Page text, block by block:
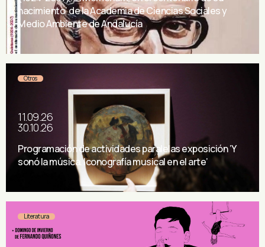
nacimiento’ de la Academia de Ciencias Sociales y
Medio Ambiente de Andalucía
Otros
11.09.26
30.10.26
Programación de actividades paralelas exposición ‘Y
sonó la música. Iconografía musical en el arte’
Literatura